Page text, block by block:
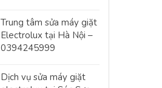
Trung tâm sửa máy giặt
Electrolux tại Hà Nội –
0394245999
Dịch vụ sửa máy giặt